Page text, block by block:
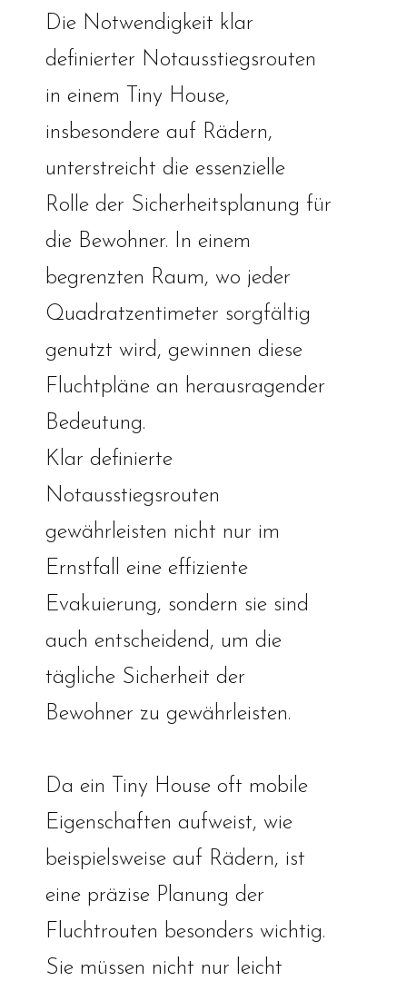
Die Notwendigkeit klar
definierter Notausstiegsrouten
in einem Tiny House,
insbesondere auf Rädern,
unterstreicht die essenzielle
Rolle der Sicherheitsplanung für
die Bewohner. In einem
begrenzten Raum, wo jeder
Quadratzentimeter sorgfältig
genutzt wird, gewinnen diese
Fluchtpläne an herausragender
Bedeutung.
Klar definierte
Notausstiegsrouten
gewährleisten nicht nur im
Ernstfall eine effiziente
Evakuierung, sondern sie sind
auch entscheidend, um die
tägliche Sicherheit der
Bewohner zu gewährleisten.
Da ein Tiny House oft mobile
Eigenschaften aufweist, wie
beispielsweise auf Rädern, ist
eine präzise Planung der
Fluchtrouten besonders wichtig.
Sie müssen nicht nur leicht